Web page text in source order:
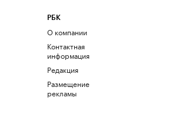
РБК
О компании
Контактная
информация
Редакция
Размещение
рекламы